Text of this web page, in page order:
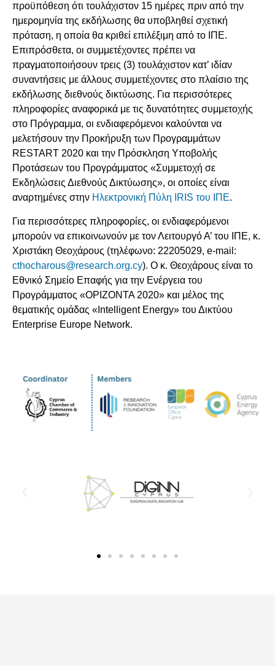
προϋπόθεση ότι τουλάχιστον 15 ημέρες πριν από την
ημερομηνία της εκδήλωσης θα υποβληθεί σχετική
πρόταση, η οποία θα κριθεί επιλέξιμη από το ΙΠΕ.
Επιπρόσθετα, οι συμμετέχοντες πρέπει να
πραγματοποιήσουν τρεις (3) τουλάχιστον κατ’ ιδίαν
συναντήσεις με άλλους συμμετέχοντες στο πλαίσιο της
εκδήλωσης διεθνούς δικτύωσης. Για περισσότερες
πληροφορίες αναφορικά με τις δυνατότητες συμμετοχής
στο Πρόγραμμα, οι ενδιαφερόμενοι καλούνται να
μελετήσουν την Προκήρυξη των Προγραμμάτων
RESTART 2020 και την Πρόσκληση Υποβολής
Προτάσεων του Προγράμματος «Συμμετοχή σε
Εκδηλώσεις Διεθνούς Δικτύωσης», οι οποίες είναι
αναρτημένες στην Ηλεκτρονική Πύλη IRIS του ΙΠΕ.
Για περισσότερες πληροφορίες, οι ενδιαφερόμενοι
μπορούν να επικοινωνούν με τον Λειτουργό Α’ του ΙΠΕ, κ.
Χριστάκη Θεοχάρους (τηλέφωνο: 22205029, e-mail:
cthocharous@research.org.cy). Ο κ. Θεοχάρους είναι το
Εθνικό Σημείο Επαφής για την Ενέργεια του
Προγράμματος «ΟΡΙΖΟΝΤΑ 2020» και μέλος της
θεματικής ομάδας «Intelligent Energy» του Δικτύου
Enterprise Europe Network.